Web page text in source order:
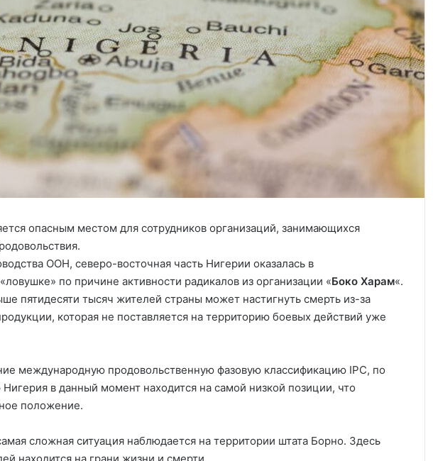
опасным местом для сотрудников организаций, занимающихся
ООН, северо-восточная часть Нигерии оказалась в
по причине активности радикалов из организации «Боко Харам«.
пятидесяти тысяч жителей страны может настигнуть смерть из-за
которая не поставляется на территорию боевых действий уже
международную продовольственную фазовую классификацию IPC, по
в данный момент находится на самой низкой позиции, что
положение.
сложная ситуация наблюдается на территории штата Борно. Здесь